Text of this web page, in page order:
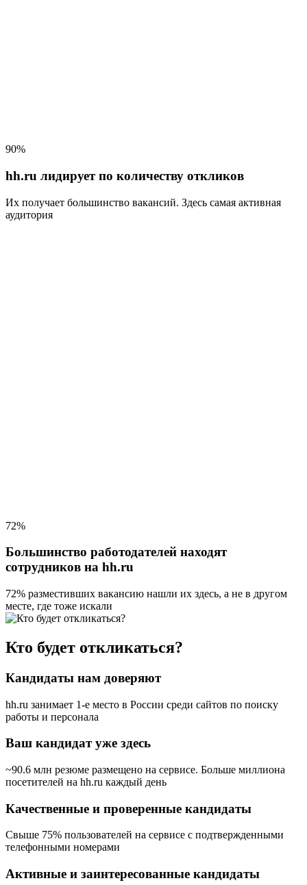
90%
hh.ru лидирует по количеству откликов
Их получает большинство вакансий. Здесь самая активная
аудитория
72%
Большинство работодателей находят
сотрудников на hh.ru
72% разместивших вакансию нашли их здесь, а не в другом
месте, где тоже искали
Кто будет откликаться?
Кандидаты нам доверяют
hh.ru занимает 1-е место в России среди сайтов по поиску
работы и персонала
Ваш кандидат уже здесь
~90.6 млн резюме размещено на сервисе. Больше миллиона
посетителей на hh.ru каждый день
Качественные и проверенные кандидаты
Свыше 75% пользователей на сервисе с подтвержденными
телефонными номерами
Активные и заинтересованные кандидаты